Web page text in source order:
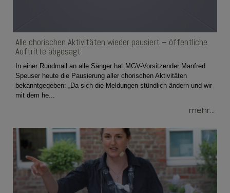
Alle chorischen Aktivitäten wieder pausiert – öffentliche
Auftritte abgesagt
In einer Rundmail an alle Sänger hat MGV-Vorsitzender Manfred
Speuser heute die Pausierung aller chorischen Aktivitäten
bekanntgegeben: „Da sich die Meldungen stündlich ändern und wir
mit dem he...
mehr...